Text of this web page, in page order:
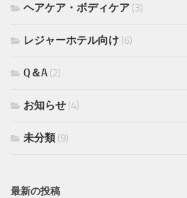
ヘアケア・ボディケア (3)
レジャーホテル向け (6)
Q＆A (2)
お知らせ (4)
未分類 (9)
最新の投稿